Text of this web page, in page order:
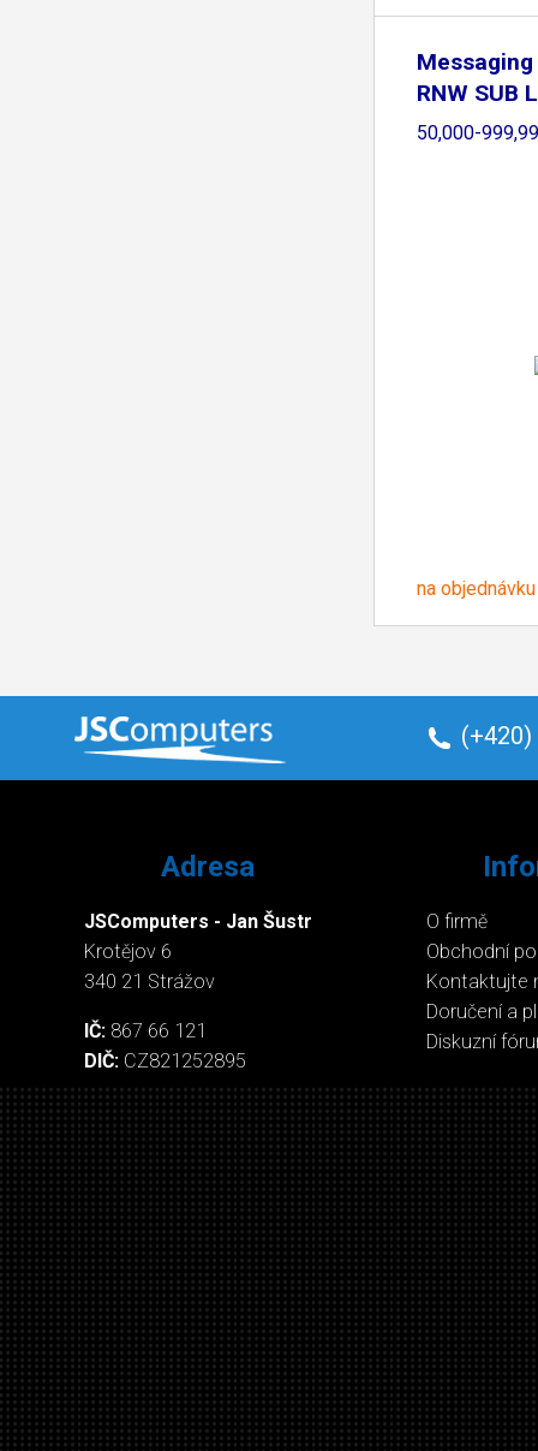
Messaging
RNW SUB
50,000-
na objednávku
(+420)
Adresa
JSComputers - Jan Šustr
Krotějov 6
340 21 Strážov
IČ: 867 66 121
DIČ: CZ821252895
O firmě
Obchodní
Kontaktujte
Doručení a
Diskuzní